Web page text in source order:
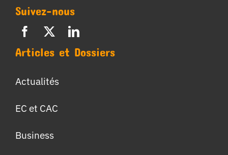
Suivez-nous
Articles et Dossiers
Actualités
EC et CAC
Business